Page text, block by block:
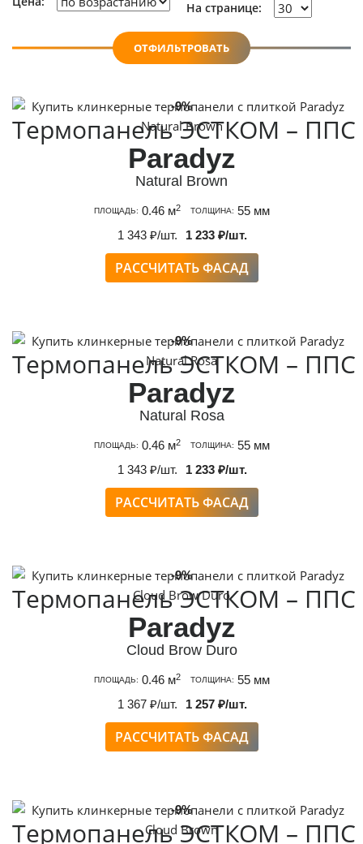
На странице:
ОТФИЛЬТРОВАТЬ
-9%
Термопанель ЭСТКОМ – ППС
Paradyz
Natural Brown
ПЛОЩАДЬ: 0.46 м2 ТОЛЩИНА: 55 мм
1 343 ₽/шт.
1 233 ₽/шт.
РАССЧИТАТЬ ФАСАД
-9%
Термопанель ЭСТКОМ – ППС
Paradyz
Natural Rosa
ПЛОЩАДЬ: 0.46 м2 ТОЛЩИНА: 55 мм
1 343 ₽/шт.
1 233 ₽/шт.
РАССЧИТАТЬ ФАСАД
-9%
Термопанель ЭСТКОМ – ППС
Paradyz
Cloud Brow Duro
ПЛОЩАДЬ: 0.46 м2 ТОЛЩИНА: 55 мм
1 367 ₽/шт.
1 257 ₽/шт.
РАССЧИТАТЬ ФАСАД
-9%
Термопанель ЭСТКОМ – ППС